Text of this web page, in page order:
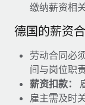
缴纳薪资相
德国的薪资
劳动合同必
间与岗位职
薪资扣款：
雇主需及时